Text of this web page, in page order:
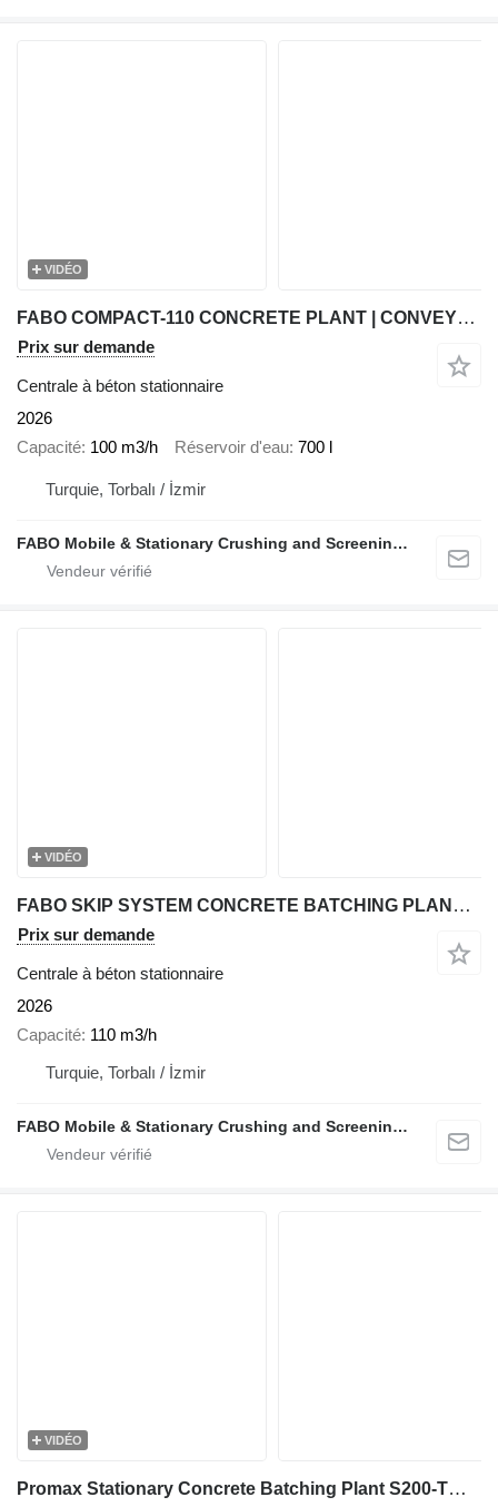
VIDÉO
FABO COMPACT-110 CONCRETE PLANT | CONVEYOR TYPE
Prix sur demande
Centrale à béton stationnaire
2026
Capacité 100 m3/h Réservoir d'eau 700 l
Turquie, Torbalı / İzmir
FABO Mobile & Stationary Crushing and Screening Plants | Concrete Batching Plants Manufacturer
VIDÉO
FABO SKIP SYSTEM CONCRETE BATCHING PLANT | 110m3/h Capacity
Prix sur demande
Centrale à béton stationnaire
2026
Capacité 110 m3/h
Turquie, Torbalı / İzmir
FABO Mobile & Stationary Crushing and Screening Plants | Concrete Batching Plants Manufacturer
VIDÉO
Promax Stationary Concrete Batching Plant S200-TWN (200m3/h)